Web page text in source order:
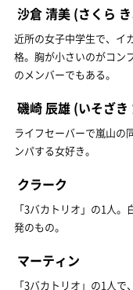
沙倉 清美 (さくら
近所の女子中学生で、イ
格。胸が小さいのがコン
のメンバーでもある。
磯崎 辰雄 (いそざき
ライフセーバーで嵐山の
ンパする女好き。
クラーク
「3バカトリオ」の1人
発のもの。
マーティン
「3バカトリオ」の1人